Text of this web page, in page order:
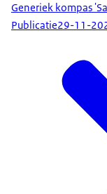
Generiek kompas
Publicatie29-11-